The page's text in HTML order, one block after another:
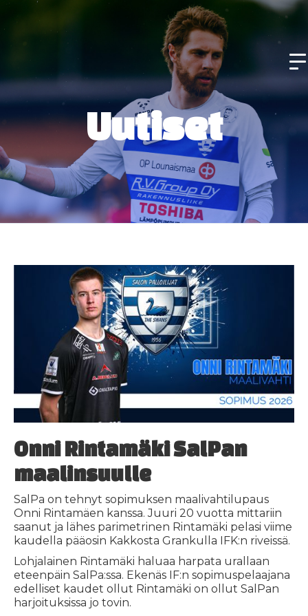
Uutiset
Onni Rintamäki SalPan
maalinsuulle
SalPa on tehnyt sopimuksen maalivahtilupaus
Onni Rintamäen kanssa. Juuri 20 vuotta mittariin
saanut ja lähes parimetrinen Rintamäki pelasi viime
kaudella pääosin Kakkosta Grankulla IFK:n riveissä.
Lohjalainen Rintamäki haluaa harpata urallaan
eteenpäin SalPa:ssa. Ekenäs IF:n sopimuspelaajana
edelliset kaudet ollut Rintamäki on ollut SalPan
harjoituksissa jo tovin.